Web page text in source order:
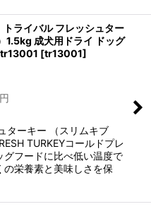
ライバル フレッシュター
1.5kg 成犬用ドライ ドッグ
tr13001 [tr13001]
円
ターキー （スリムキブ
TURKEYコールドプレ
グフードに比べ低い温度で
の栄養素と美味しさを保